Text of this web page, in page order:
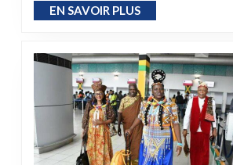
EN SAVOIR PLUSEN SAVOIR PLUS